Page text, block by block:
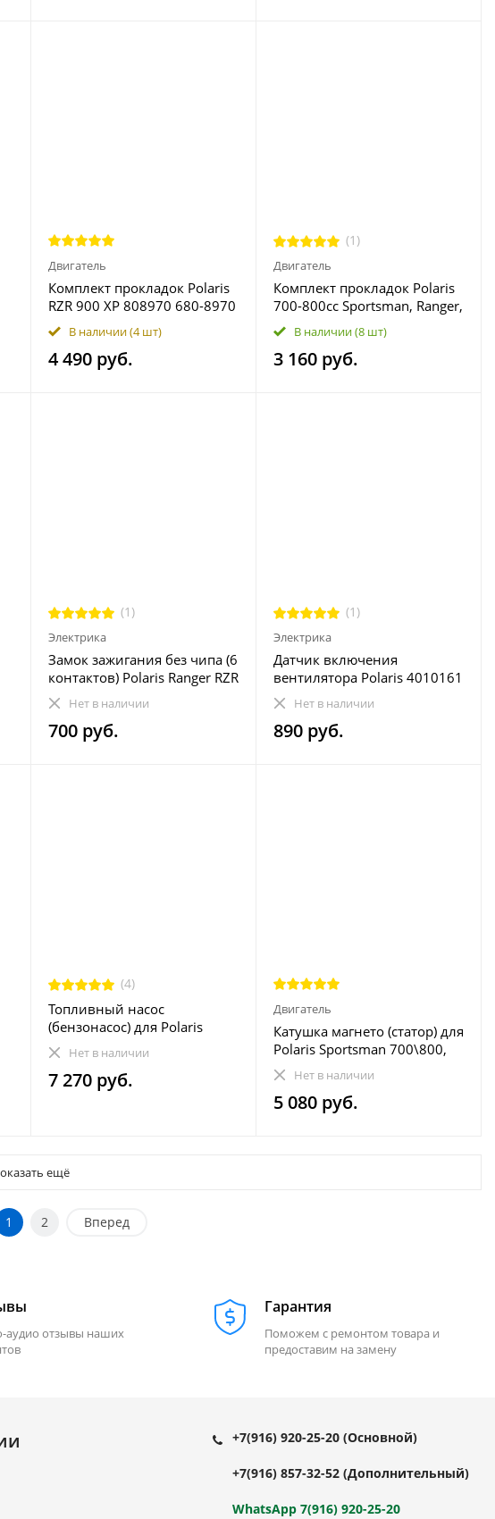
Двигатель
Комплект прокладок Polaris
RZR 900 XP 808970 680-8970
808970 5813439 5253037
5414301 5415011 5813758
5814160 3610161 PL 900cc
В наличии(4 шт)
4 490 руб.
(1)
Двигатель
Комплект прокладок Polaris
700-800cc Sportsman, Ranger,
RZR 800/700 5812936
5812364 5812511 5812193
5811511 PL 800cc
В наличии(8 шт)
3 160 руб.
(1)
Электрика
Замок зажигания без чипа (6
контактов) Polaris Rangеr RZR
Sportsmаn Sсrаmblеr
4011002 4011002
Нет в наличии
700 руб.
(1)
Электрика
Датчик включения
вентилятора Polaris 4010161
Нет в наличии
890 руб.
(4)
Топливный насос
(бензонасос) для Polaris
Ranger 500\570\800 2204945
2204402
Нет в наличии
7 270 руб.
Двигатель
Катушка магнето (статор) для
Polaris Sportsman 700\800,
Ranger 700\800, RZR
800\800S 4014034 4011399
4011982
Нет в наличии
5 080 руб.
ещё
1 2 Вперед
аудио отзывы наших
Гарантия
Поможем с ремонтом товара и
предоставим на замену
+7(916) 920-25-20 (Основной)
+7(916) 857-32-52 (Дополнительный)
WhatsApp 7(916) 920-25-20